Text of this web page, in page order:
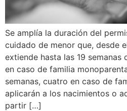
Se amplía la duración del
cuidado de menor que, desde
extiende hasta las 19 semanas
en caso de familia
semanas, cuatro en caso de
aplicarán a los nacimientos o
partir […]